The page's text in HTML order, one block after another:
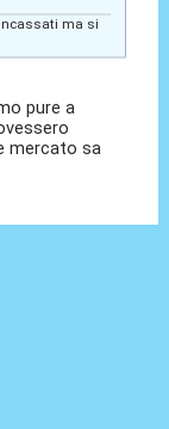
ma si
pure a
mercato sa